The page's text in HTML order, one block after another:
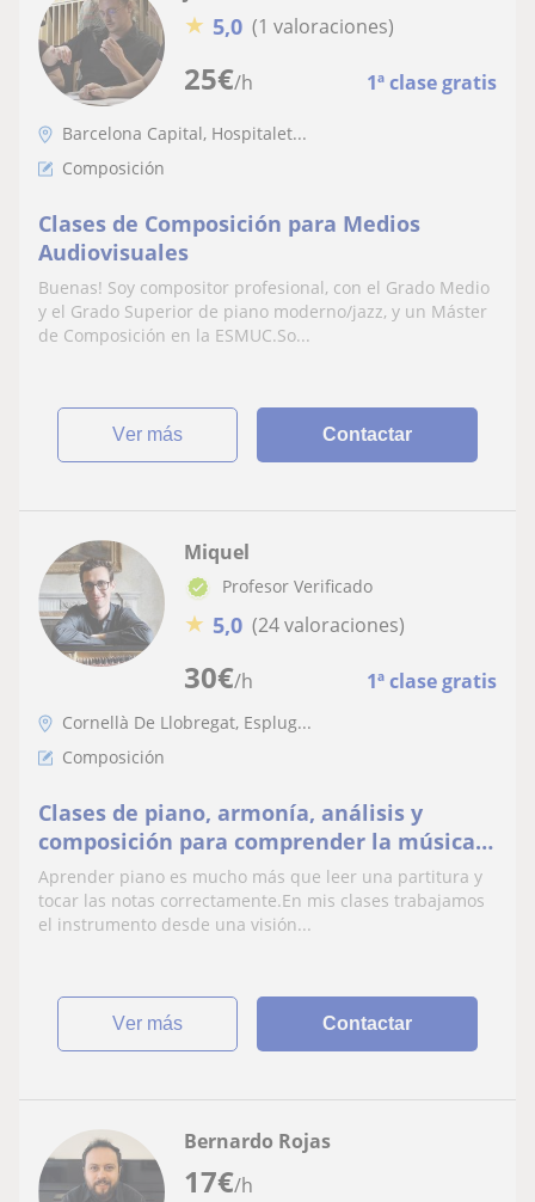
25€/h 1ª clase gratis
★ 5,0 (1 valoraciones)
Barcelona Capital, Hospitalet...
Composición
Clases de Composición para Medios
Audiovisuales
Buenas! Soy compositor profesional, con el Grado Medio
y el Grado Superior de piano moderno/jazz, y un Máster
de Composición en la ESMUC.So...
ver más Contactar
30€/h 1ª clase gratis
Miquel
Profesor Verificado
★ 5,0 (24 valoraciones)
Cornellà De Llobregat, Esplug...
Composición
Clases de piano, armonía, análisis y
composición para comprender la música
de verdad
Aprender piano es mucho más que leer una partitura y
tocar las notas correctamente.En mis clases trabajamos
el instrumento desde una visión...
ver más Contactar
17€/h
Bernardo Rojas